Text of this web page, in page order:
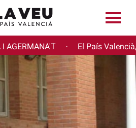
I AGERMANA'T · El País